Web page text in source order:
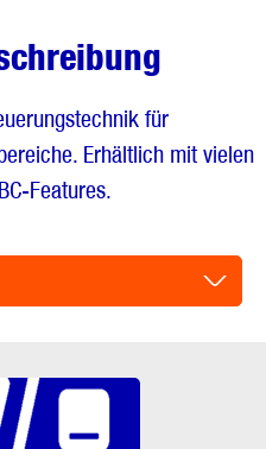
für
Erhältlich mit vielen
Features.